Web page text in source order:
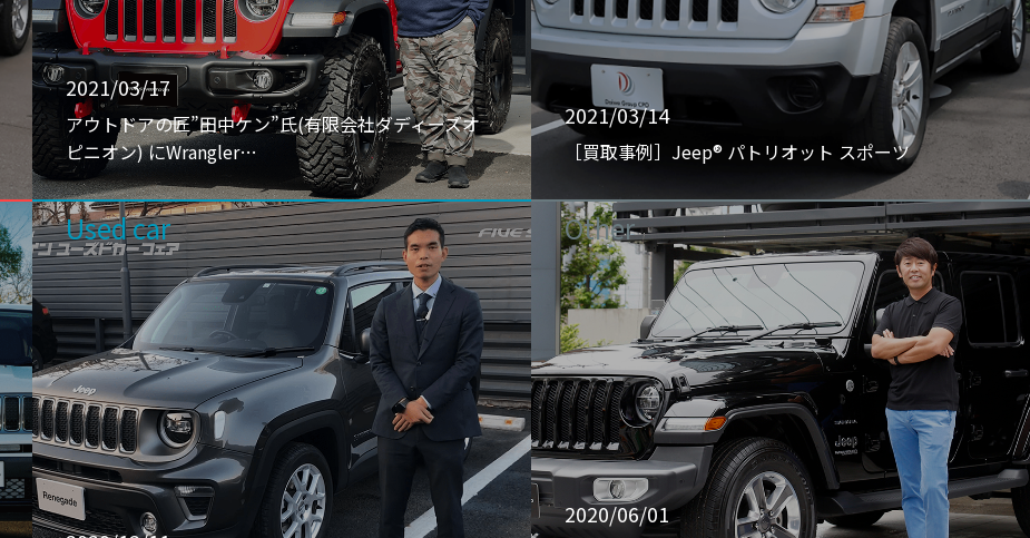
2021/03/17
アウトドアの匠”田中ケン”氏(有限会社ダディーズオ
ピニオン) にWrangler…
2021/03/14
［買取事例］Jeep® パトリオット スポーツ
Used car Other
2020/06/01